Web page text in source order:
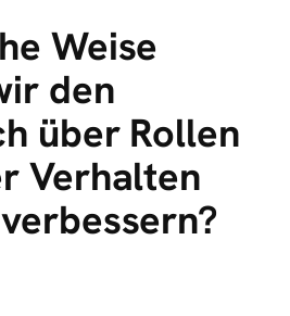
Weise
den
über Rollen
Verhalten